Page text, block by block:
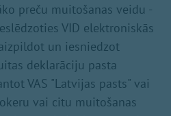
preču muitošanas veidu -
VID elektroniskās
un iesniedzot
deklarāciju pasta
VAS "Latvijas pasts" vai
vai citu muitošanas